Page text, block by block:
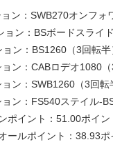
ン：SWB270オンフォ
ョン：BSボードスライ
ン：BS1260（3回転半
ン：CABロデオ1080
ン：SWB1260（3回転
ン：FS540ステイル-
ポイント：51.00ポイン
ールポイント：38.93ポ